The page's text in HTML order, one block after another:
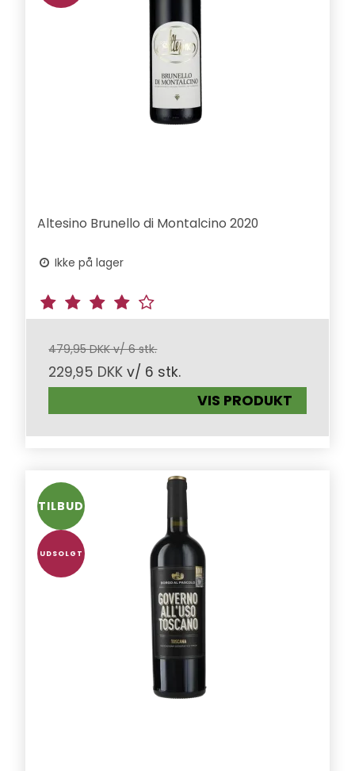
Altesino Brunello di Montalcino 2020
Ikke på lager
479,95 DKK v/ 6 stk.
229,95 DKK v/ 6 stk.
VIS PRODUKT
TILBUD
UDSOLGT